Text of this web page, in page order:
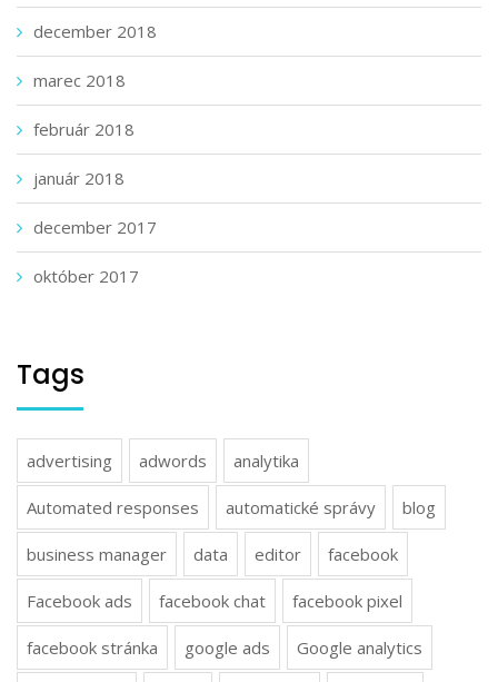
december 2018
marec 2018
február 2018
január 2018
december 2017
október 2017
Tags
advertising adwords analytika
Automated responses automatické správy blog
business manager data editor facebook
Facebook ads facebook chat facebook pixel
facebook stránka google ads Google analytics